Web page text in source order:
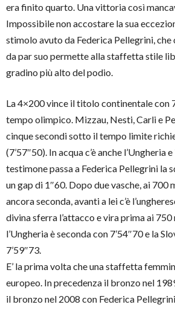
era finito quarto. Una vittoria così
Impossibile non accostare la sua
stimolo avuto da Federica Pellegrini, che
da par suo permette alla staffetta stile
gradino più alto del podio.
La 4×200 vince il titolo continentale con
tempo olimpico. Mizzau, Nesti, Carli e
cinque secondi sotto il tempo limite
(7’57″50). In acqua c’è anche
testimone passa a Federica Pellegrini la
un gap di 1″60. Dopo due vasche, ai 700
ancora seconda, avanti a lei c’è
divina sferra l’attacco e vira prima ai
l’Ungheria è seconda con 7’54″70 e la
7’59″73.
E’ la prima volta che una staffetta
europeo. In precedenza il bronzo nel
il bronzo nel 2008 con Federica Pellegrini.